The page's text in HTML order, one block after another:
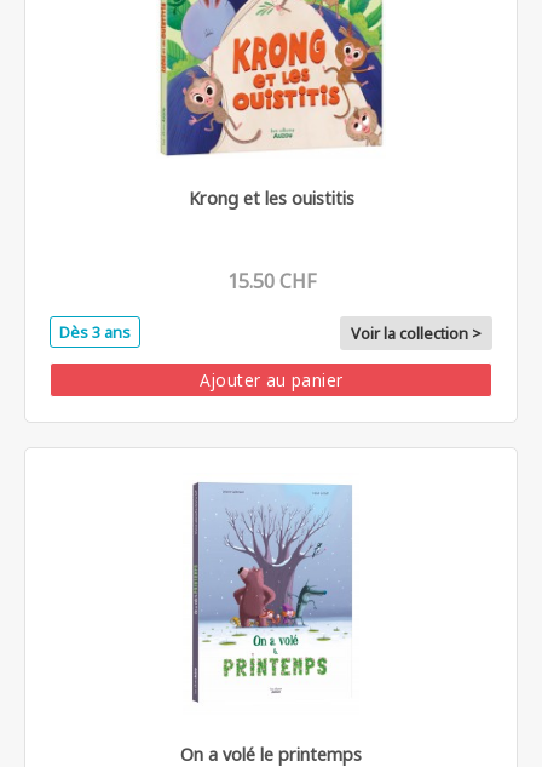
Krong et les ouistitis
15.50 CHF
Dès 3 ans Voir la collection >
Ajouter au panier
On a volé le printemps